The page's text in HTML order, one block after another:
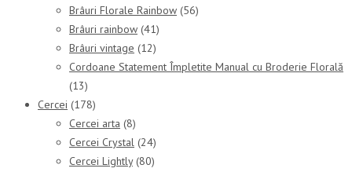
Brâuri Florale Rainbow (56)
Brâuri rainbow (41)
Brâuri vintage (12)
Cordoane Statement Împletite Manual cu Broderie Florală
(13)
Cercei (178)
Cercei arta (8)
Cercei Crystal (24)
Cercei Lightly (80)